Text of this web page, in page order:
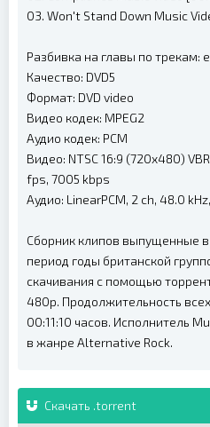
03. Won't Stand Down Music
Разбивка на главы по трекам:
Качество: DVD5
Формат: DVD video
Видео кодек: MPEG2
Аудио кодек: PCM
Видео: NTSC 16:9 (720x480)
fps, 7005 kbps
Аудио: LinearPCM, 2 ch, 48.0
Сборник клипов выпущенные в
период годы британской
скачивания с помощью
480p. Продолжительность
00:11:10 часов. Исполнитель
в жанре Alternative Rock.
Скачать .torrent